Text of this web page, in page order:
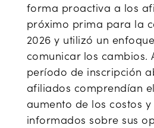
forma proactiva a los
próximo prima para la
2026 y utilizó un
comunicar los cambios.
período de inscripción
afiliados comprendían
aumento de los costos
informados sobre sus